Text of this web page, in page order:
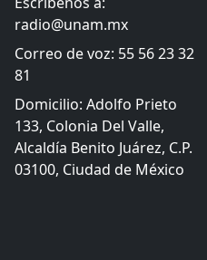
radio@unam.mx
Correo de voz: 55 56 23 32
81
Domicilio: Adolfo Prieto
133, Colonia Del Valle,
Alcaldía Benito Juárez, C.P.
03100, Ciudad de México